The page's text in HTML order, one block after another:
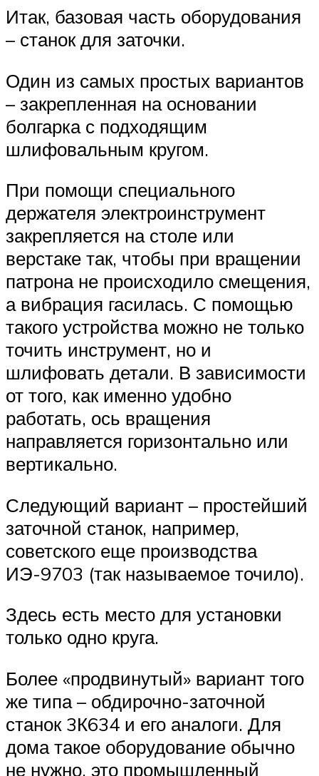
Итак, базовая часть оборудования
– станок для заточки.
Один из самых простых вариантов
– закрепленная на основании
болгарка с подходящим
шлифовальным кругом.
При помощи специального
держателя электроинструмент
закрепляется на столе или
верстаке так, чтобы при вращении
патрона не происходило смещения,
а вибрация гасилась. С помощью
такого устройства можно не только
точить инструмент, но и
шлифовать детали. В зависимости
от того, как именно удобно
работать, ось вращения
направляется горизонтально или
вертикально.
Следующий вариант – простейший
заточной станок, например,
советского еще производства
ИЭ-9703 (так называемое точило).
Здесь есть место для установки
только одно круга.
Более «продвинутый» вариант того
же типа – обдирочно-заточной
станок 3К634 и его аналоги. Для
дома такое оборудование обычно
не нужно, это промышленный